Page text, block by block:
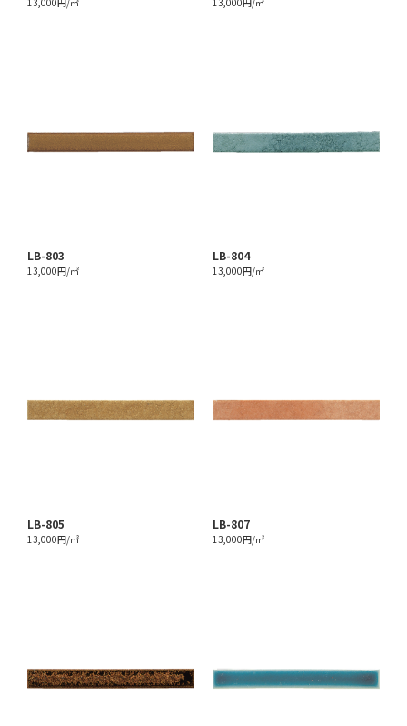
LB-803
13,000円/㎡
LB-804
13,000円/㎡
LB-805
13,000円/㎡
LB-807
13,000円/㎡